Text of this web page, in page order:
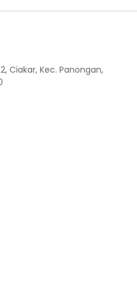
Ciakar, Kec. Panongan,